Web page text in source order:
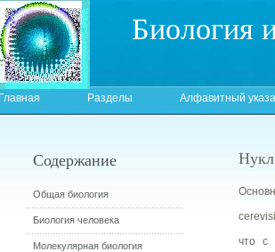
Биология
Главная Разделы Алфавитный
что с
Содержание
Общая биология
Биология человека
Молекулярная биология